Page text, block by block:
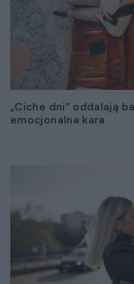
„Ciche dni” oddalają
emocjonalna kara